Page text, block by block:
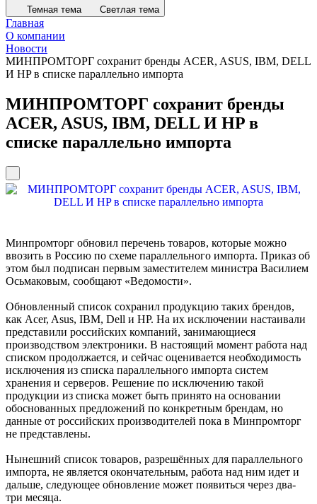
Темная тема Светлая тема
Главная
О компании
Новости
МИНПРОМТОРГ сохранит бренды ACER, ASUS, IBM, DELL
И HP в списке параллельно импорта
МИНПРОМТОРГ сохранит бренды
ACER, ASUS, IBM, DELL И HP в
списке параллельно импорта
Минпромторг обновил перечень товаров, которые можно
ввозить в Россию по схеме параллельного импорта. Приказ об
этом был подписан первым заместителем министра Василием
Осьмаковым, сообщают «Ведомости».
Обновленный список сохранил продукцию таких брендов,
как Acer, Asus, IBM, Dell и HP. На их исключении настаивали
представили российских компаний, занимающиеся
производством электроники. В настоящий момент работа над
списком продолжается, и сейчас оценивается необходимость
исключения из списка параллельного импорта систем
хранения и серверов. Решение по исключению такой
продукции из списка может быть принято на основании
обоснованных предложений по конкретным брендам, но
данные от российских производителей пока в Минпромторг
не представлены.
Нынешний список товаров, разрешённых для параллельного
импорта, не является окончательным, работа над ним идет и
дальше, следующее обновление может появиться через два-
три месяца.